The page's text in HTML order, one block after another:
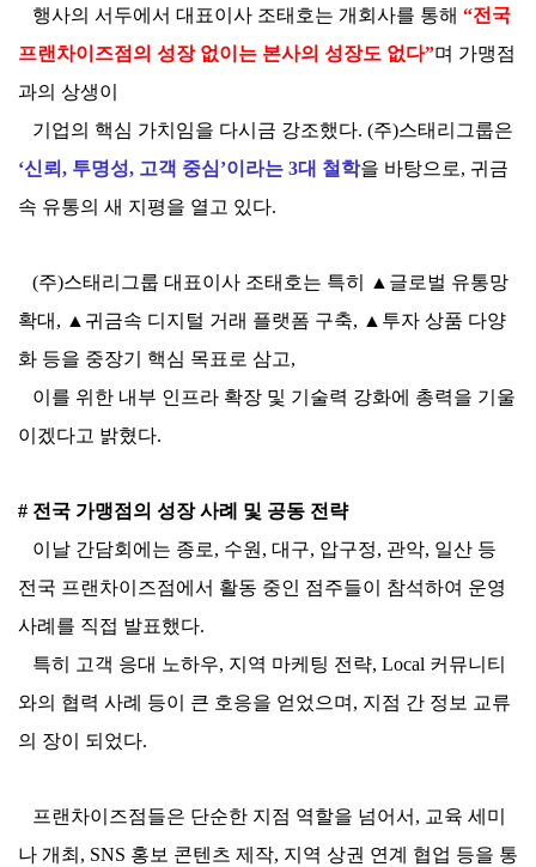
행사의 서두에서 대표이사 조태호는 개회사를 통해 “전국
프랜차이즈점의 성장 없이는 본사의 성장도 없다”며 가맹점
과의 상생이
기업의 핵심 가치임을 다시금 강조했다. (주)스태리그룹은
‘신뢰, 투명성, 고객 중심’이라는 3대 철학을 바탕으로, 귀금
속 유통의 새 지평을 열고 있다.
(주)스태리그룹 대표이사 조태호는 특히 ▲글로벌 유통망
확대, ▲귀금속 디지털 거래 플랫폼 구축, ▲투자 상품 다양
화 등을 중장기 핵심 목표로 삼고,
이를 위한 내부 인프라 확장 및 기술력 강화에 총력을 기울
이겠다고 밝혔다.
# 전국 가맹점의 성장 사례 및 공동 전략
이날 간담회에는 종로, 수원, 대구, 압구정, 관악, 일산 등
전국 프랜차이즈점에서 활동 중인 점주들이 참석하여 운영
사례를 직접 발표했다.
특히 고객 응대 노하우, 지역 마케팅 전략, Local 커뮤니티
와의 협력 사례 등이 큰 호응을 얻었으며, 지점 간 정보 교류
의 장이 되었다.
프랜차이즈점들은 단순한 지점 역할을 넘어서, 교육 세미
나 개최, SNS 홍보 콘텐츠 제작, 지역 상권 연계 협업 등을 통